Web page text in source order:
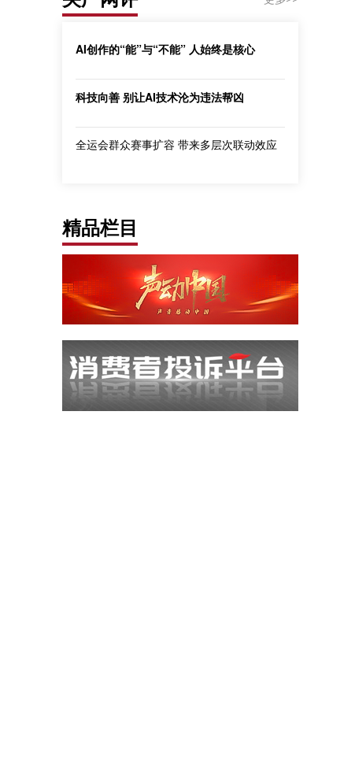
AI创作的“能”与“不能” 人始终是核心
科技向善 别让AI技术沦为违法帮凶
全运会群众赛事扩容 带来多层次联动效应
精品栏目